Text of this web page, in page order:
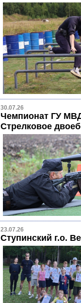
30.07.26
Чемпионат ГУ
Стрелковое
23.07.26
Ступинский г.о.